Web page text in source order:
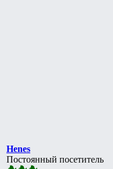
Henes
Постоянный посетитель